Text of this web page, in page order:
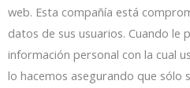
web. Esta compañía está
datos de sus usuarios. Cuando le
información personal con la cual
lo hacemos asegurando que sólo